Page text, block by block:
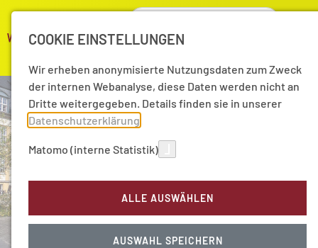
COOKIE EINSTELLUNGEN
Wir erheben anonymisierte Nutzungsdaten zum Zweck
der internen Webanalyse, diese Daten werden nicht an
Dritte weitergegeben. Details finden sie in unserer
Datenschutzerklärung
Matomo (interne Statistik)
ALLE AUSWÄHLEN
AUSWAHL SPEICHERN